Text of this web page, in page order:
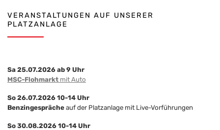
VERANSTALTUNGEN AUF UNSERER
PLATZANLAGE
Sa 25.07.2026 ab 9 Uhr
MSC-Flohmarkt mit Auto
So 26.07.2026 10-14 Uhr
Benzingesprächeauf der Platzanlage mit Live-Vorführungen
So 30.08.2026 10-14 Uhr